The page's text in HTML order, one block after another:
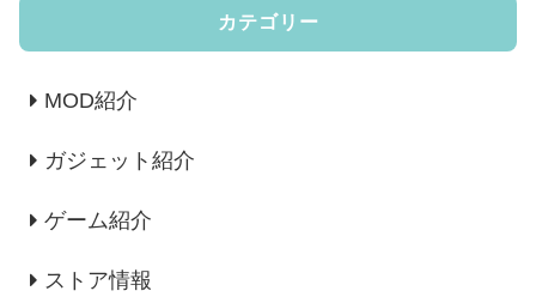
カテゴリー
MOD紹介
ガジェット紹介
ゲーム紹介
ストア情報